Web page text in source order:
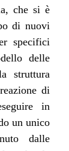
che si è
di nuovi
specifici
delle
struttura
di
in
un unico
dalle